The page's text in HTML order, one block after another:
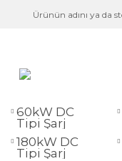
60kW DC
Tipi Şarj
Cihazı (1)
180kW DC
Tipi Şarj